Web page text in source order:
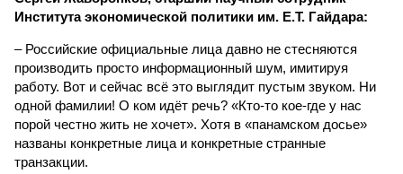
Института экономической политики им. Е.Т. Гайдара:
– Российские официальные лица давно не стесняются
производить просто информационный шум, имитируя
работу. Вот и сейчас всё это выглядит пустым звуком. Ни
одной фамилии! О ком идёт речь? «Кто-то кое-где у нас
порой честно жить не хочет». Хотя в «панамском досье»
названы конкретные лица и конкретные странные
транзакции.